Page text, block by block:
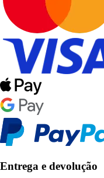
Entrega e devolução